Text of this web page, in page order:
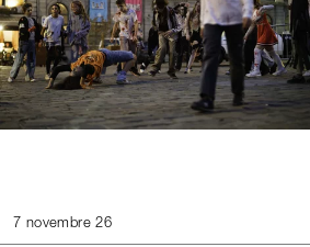
7 novembre 26